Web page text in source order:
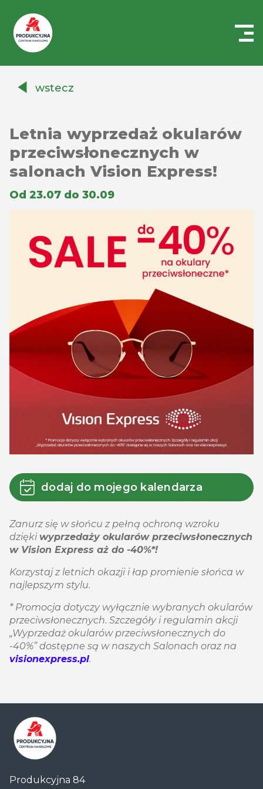
Auchanwstecz
Letnia wyprzedaż okularów
przeciwsłonecznych w
salonach Vision Express!
Od 23.07 do 30.09
dodaj do mojego kalendarza
Zanurz się w słońcu z pełną ochroną wzroku
dzięki wyprzedaży okularów przeciwsłonecznych
w Vision Express aż do -40%*!
Korzystaj z letnich okazji i łap promienie słońca w
najlepszym stylu.
* Promocja dotyczy wyłącznie wybranych okularów
przeciwsłonecznych. Szczegóły i regulamin akcji
„Wyprzedaż okularów przeciwsłonecznych do
-40%” dostępne są w naszych Salonach oraz na
visionexpress.pl.
Handlowe
Produkcyjna 84